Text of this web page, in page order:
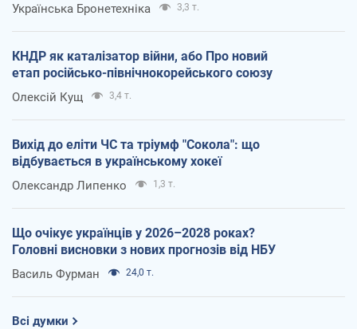
Українська Бронетехніка 3,3 т.
КНДР як каталізатор війни, або Про новий
етап російсько-північнокорейського союзу
Олексій Кущ 3,4 т.
Вихід до еліти ЧС та тріумф "Сокола": що
відбувається в українському хокеї
Олександр Липенко 1,3 т.
Що очікує українців у 2026–2028 роках?
Головні висновки з нових прогнозів від НБУ
Василь Фурман 24,0 т.
Всі думки